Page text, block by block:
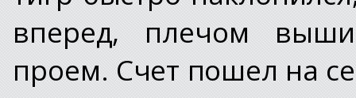
вперед, плечом
проем. Счет пошел на